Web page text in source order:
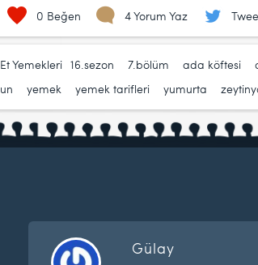
0 Beğen 4 Yorum Yaz
Et Yemekleri 16.sezon 7.bölüm ada köftesi
un
yemek yemek tarifleri yumurta
Gülay